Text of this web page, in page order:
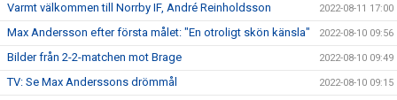
Varmt välkommen till Norrby IF, André Reinholdsson 2022-08-11 17:00
Max Andersson efter första målet: "En otroligt skön känsla" 2022-08-10 09:56
Bilder från 2-2-matchen mot Brage 2022-08-10 09:49
TV: Se Max Anderssons drömmål 2022-08-10 09:15